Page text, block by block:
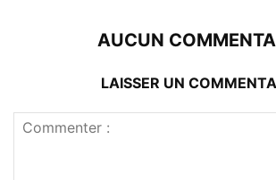
AUCUN
LAISSER UN